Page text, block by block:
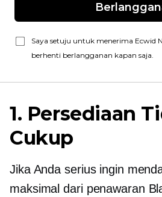
Saya setuju untuk menerima Ecwid
berhenti berlangganan kapan saja.
1. Persediaan
Cukup
Jika Anda serius ingin
maksimal dari penawaran